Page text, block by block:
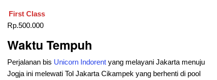
First Class
Rp.500.000
Waktu Tempuh
Perjalanan bis Unicorn Indorent yang melayani Jakarta menuju
Jogja ini melewati Tol Jakarta Cikampek yang berhenti di pool